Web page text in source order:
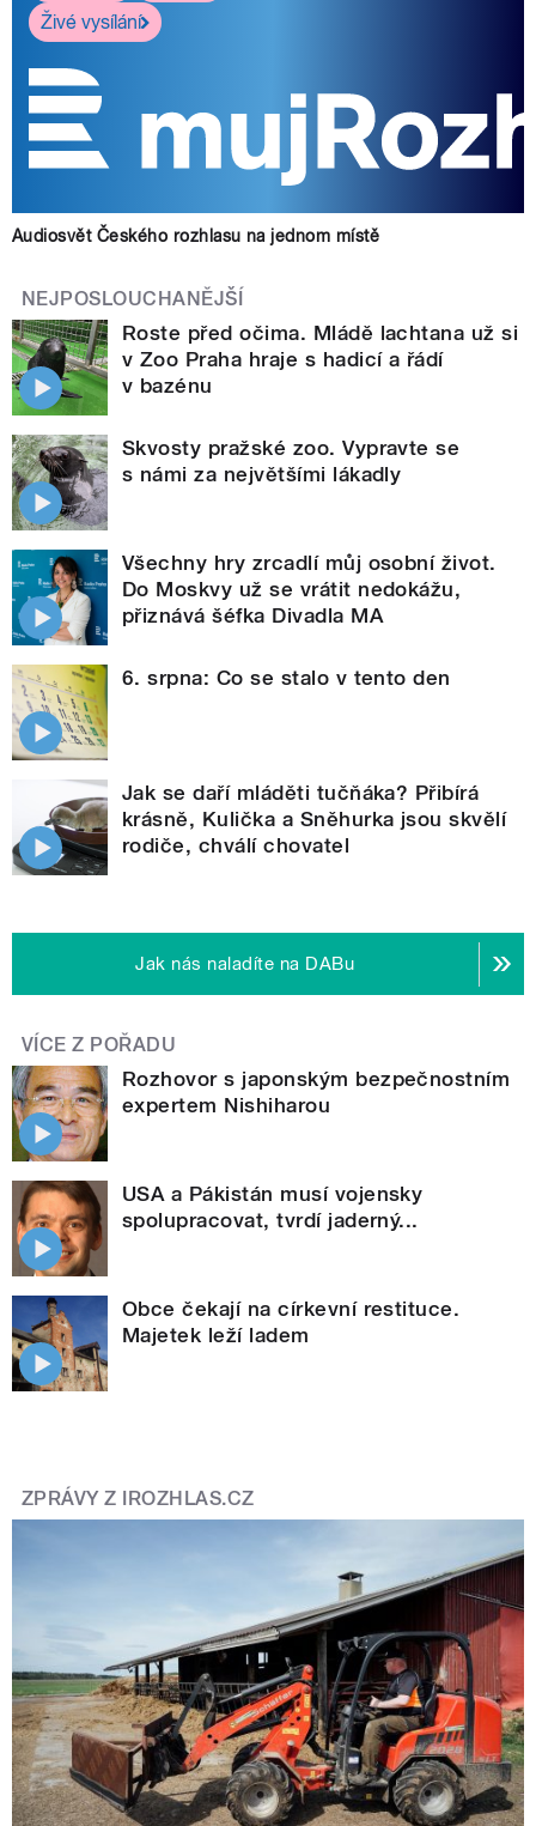
Živé vysílání
Audiosvět Českého rozhlasu na jednom místě
NEJPOSLOUCHANĚJŠÍ
Roste před očima. Mládě lachtana už si
v Zoo Praha hraje s hadicí a řádí
v bazénu
Skvosty pražské zoo. Vypravte se
s námi za největšími lákadly
Všechny hry zrcadlí můj osobní život.
Do Moskvy už se vrátit nedokážu,
přiznává šéfka Divadla MA
6. srpna: Co se stalo v tento den
Jak se daří mláděti tučňáka? Přibírá
krásně, Kulička a Sněhurka jsou skvělí
rodiče, chválí chovatel
Jak nás naladíte na DABu
VÍCE Z POŘADU
Rozhovor s japonským bezpečnostním
expertem Nishiharou
USA a Pákistán musí vojensky
spolupracovat, tvrdí jaderný...
Obce čekají na církevní restituce.
Majetek leží ladem
ZPRÁVY Z IROZHLAS.CZ